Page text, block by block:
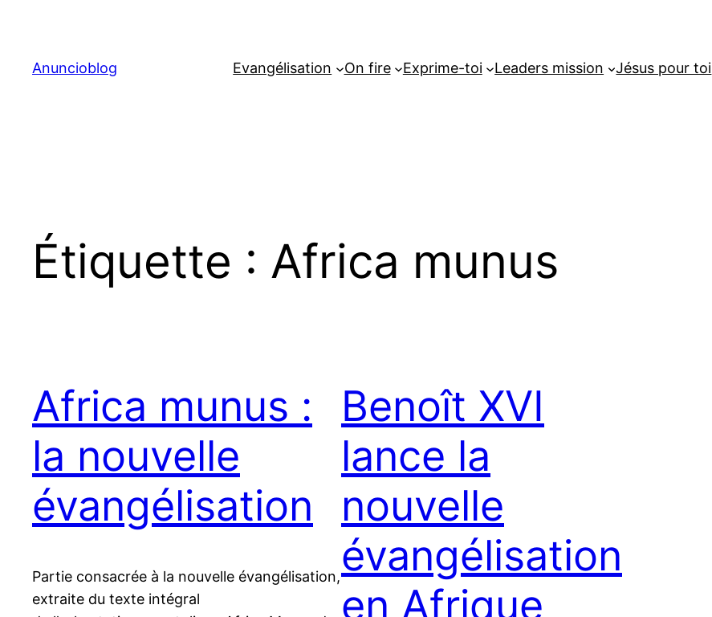
contenu
Anuncioblog Evangélisation On fire Exprime-toi Leaders mission Jésus pour toi
Étiquette : Africa munus
Africa munus :
la nouvelle
évangélisation
Partie consacrée à la nouvelle évangélisation,
extraite du texte intégral
Benoît XVI
lance la
nouvelle
évangélisation
en Afrique